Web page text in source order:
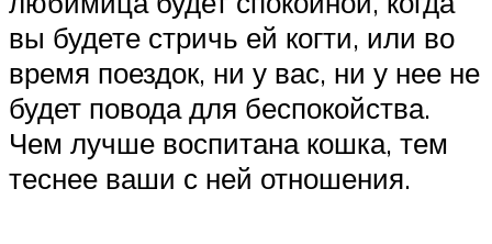
вы будете стричь ей когти, или во
время поездок, ни у вас, ни у нее не
будет повода для беспокойства.
Чем лучше воспитана кошка, тем
теснее ваши с ней отношения.